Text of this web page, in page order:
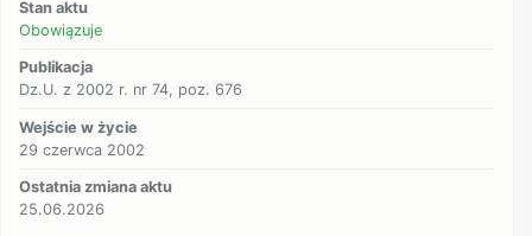
Stan aktu
Obowiązuje
Publikacja
Dz.U. z 2002 r. nr 74, poz. 676
Wejście w życie
29 czerwca 2002
Ostatnia zmiana aktu
25.06.2026